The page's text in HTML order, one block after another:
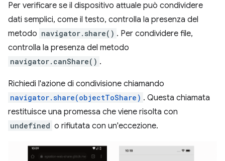
Per verificare se il dispositivo attuale può condividere
dati semplici, come il testo, controlla la presenza del
metodo navigator.share() . Per condividere file,
controlla la presenza del metodo
navigator.canShare() .
Richiedi l'azione di condivisione chiamando
navigator.share(objectToShare) . Questa chiamata
restituisce una promessa che viene risolta con
undefined o rifiutata con un'eccezione.